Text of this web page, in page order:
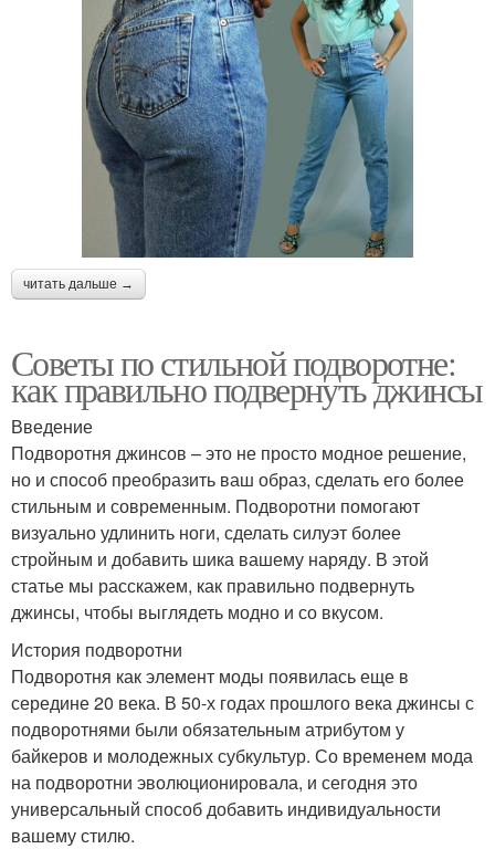
читать дальше →
Советы по стильной подворотне:
как правильно подвернуть джинсы
Введение
Подворотня джинсов – это не просто модное решение,
но и способ преобразить ваш образ, сделать его более
стильным и современным. Подворотни помогают
визуально удлинить ноги, сделать силуэт более
стройным и добавить шика вашему наряду. В этой
статье мы расскажем, как правильно подвернуть
джинсы, чтобы выглядеть модно и со вкусом.
История подворотни
Подворотня как элемент моды появилась еще в
середине 20 века. В 50-х годах прошлого века джинсы с
подворотнями были обязательным атрибутом у
байкеров и молодежных субкультур. Со временем мода
на подворотни эволюционировала, и сегодня это
универсальный способ добавить индивидуальности
вашему стилю.